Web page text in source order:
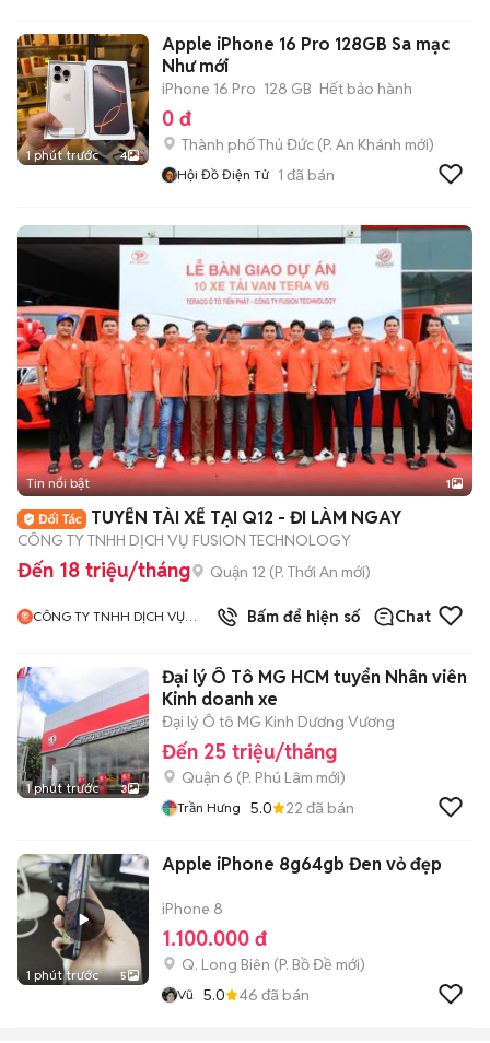
1 phút trước 4
Apple iPhone 16 Pro 128GB Sa mạc
Như mới
iPhone 16 Pro 128 GB Hết bảo hành
0 đ
Thành phố Thủ Đức (P. An Khánh mới)
Hội Đồ Điện Tử 1 đã bán
Tin nổi bật 1
TUYỂN TÀI XẾ TẠI Q12 - ĐI LÀM NGAY
CÔNG TY TNHH DỊCH VỤ FUSION TECHNOLOGY
Đến 18 triệu/tháng Quận 12 (P. Thới An mới)
CÔNG TY TNHH DỊCH VỤ
Bấm để hiện số Chat
1 phút trước 3
Đại lý Ô Tô MG HCM tuyển Nhân viên
Kinh doanh xe
Đại lý Ô tô MG Kinh Dương Vương
Đến 25 triệu/tháng
Quận 6 (P. Phú Lâm mới)
Trần Hưng 5.0 22 đã bán
1 phút trước 5
Apple iPhone 8g64gb Đen vỏ đẹp
iPhone 8
1.100.000 đ
Q. Long Biên (P. Bồ Đề mới)
Vũ 5.0 46 đã bán